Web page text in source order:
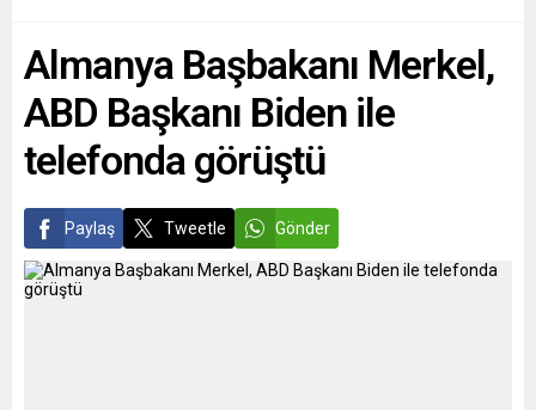
Almanya Başbakanı Merkel,
ABD Başkanı Biden ile
telefonda görüştü
Paylaş Tweetle Gönder